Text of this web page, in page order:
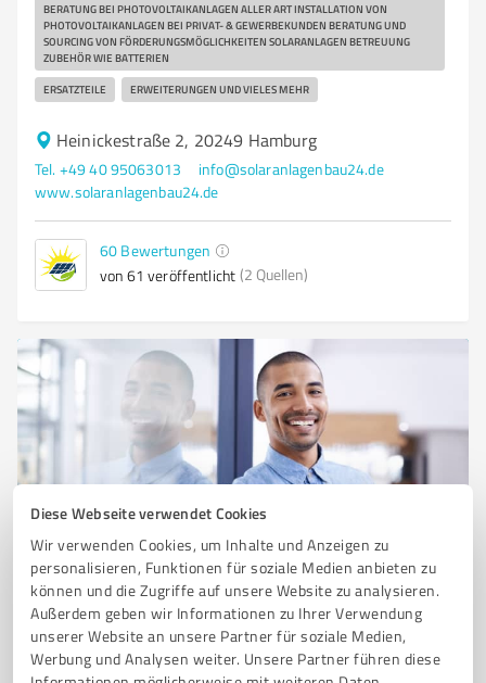
Diese Webseite verwendet Cookies
Wir verwenden Cookies, um Inhalte und Anzeigen zu
personalisieren, Funktionen für soziale Medien anbieten zu
können und die Zugriffe auf unsere Website zu analysieren.
Außerdem geben wir Informationen zu Ihrer Verwendung
unserer Website an unsere Partner für soziale Medien,
Werbung und Analysen weiter. Unsere Partner führen diese
BERATUNG BEI PHOTOVOLTAIKANLAGEN ALLER ART INSTALLATION VON
PHOTOVOLTAIKANLAGEN BEI PRIVAT- & GEWERBEKUNDEN BERATUNG UND
SOURCING VON FÖRDERUNGSMÖGLICHKEITEN SOLARANLAGEN BETREUUNG
ZUBEHÖR WIE BATTERIEN
ERSATZTEILE ERWEITERUNGEN UND VIELES MEHR
Heinickestraße 2, 20249 Hamburg
Tel. +49 40 95063013
info@solaranlagenbau24.de
www.solaranlagenbau24.de
60 Bewertungen
von 61 veröffentlicht (2 Quellen)
Sie möchten auch hier gelistet werden?
Registrieren Sie sich jetzt und werden Sie ein von
Kunden empfohlener ProvenExpert!